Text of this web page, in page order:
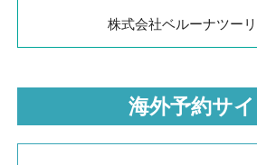
株式会社ベルーナツー
海外予約サイ